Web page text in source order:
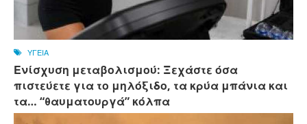
ΥΓΕΙΑ
Ενίσχυση μεταβολισμού: Ξεχάστε όσα
πιστεύετε για το μηλόξιδο, τα κρύα μπάνια και
τα… “θαυματουργά” κόλπα